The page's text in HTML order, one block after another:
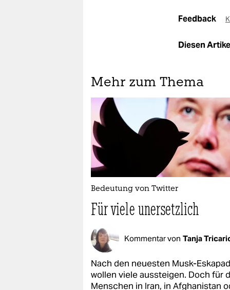
Feedback
Diesen
Mehr zum Thema
Bedeutung von Twitter
Für viele unersetzlich
Kommentar von Tanja
Nach den neuesten Musk-
wollen viele aussteigen. Doch für
Menschen in Iran, in Afghanistan